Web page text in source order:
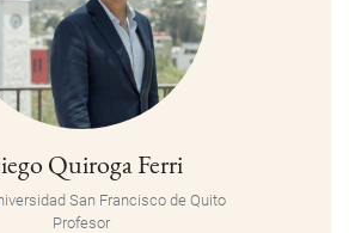
Quiroga Ferri
San Francisco de Quito
Profesor